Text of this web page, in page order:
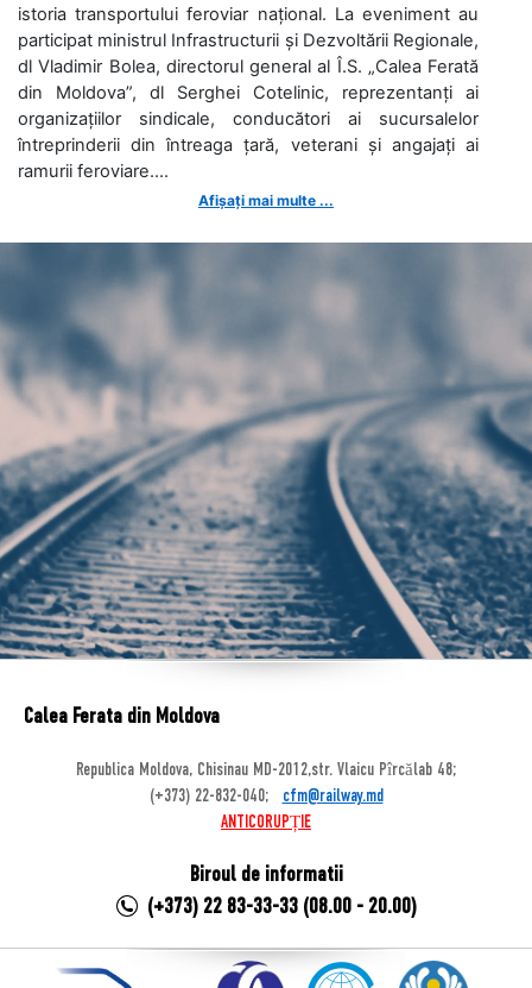
istoria transportului feroviar național. La eveniment au
participat ministrul Infrastructurii și Dezvoltării Regionale,
dl Vladimir Bolea, directorul general al Î.S. „Calea Ferată
din Moldova”, dl Serghei Cotelinic, reprezentanți ai
organizațiilor sindicale, conducători ai sucursalelor
întreprinderii din întreaga țară, veterani și angajați ai
ramurii feroviare....
Afișați mai multe ...
Calea Ferata din Moldova
Republica Moldova, Chisinau MD-2012,str. Vlaicu Pîrcălab 48;
(+373) 22-832-040;
cfm@railway.md
ANTICORUPȚIE
Biroul de informatii
(+373) 22 83-33-33 (08.00 - 20.00)